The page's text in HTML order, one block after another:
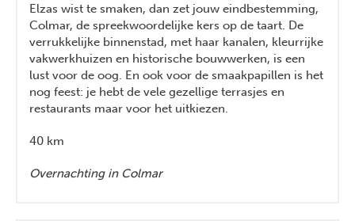
Elzas wist te smaken, dan zet jouw eindbestemming,
Colmar, de spreekwoordelijke kers op de taart. De
verrukkelijke binnenstad, met haar kanalen, kleurrijke
vakwerkhuizen en historische bouwwerken, is een
lust voor de oog. En ook voor de smaakpapillen is het
nog feest: je hebt de vele gezellige terrasjes en
restaurants maar voor het uitkiezen.
40 km
Overnachting in Colmar